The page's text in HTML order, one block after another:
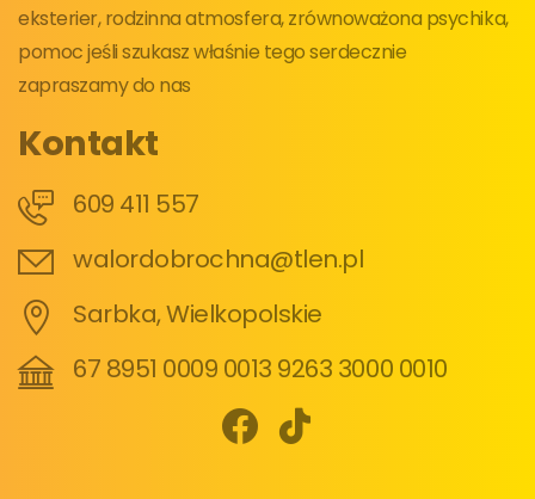
eksterier, rodzinna atmosfera, zrównoważona psychika,
pomoc jeśli szukasz właśnie tego serdecznie
zapraszamy do nas
Kontakt
609 411 557
walordobrochna@tlen.pl
Sarbka, Wielkopolskie
67 8951 0009 0013 9263 3000 0010